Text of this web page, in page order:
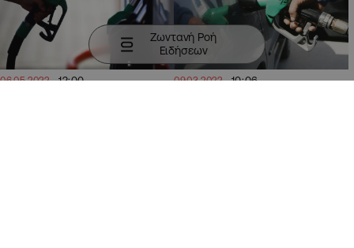
06.05.2022 12:00 09.03.2022 10:06
Ζωντανή Ροή
Ειδήσεων